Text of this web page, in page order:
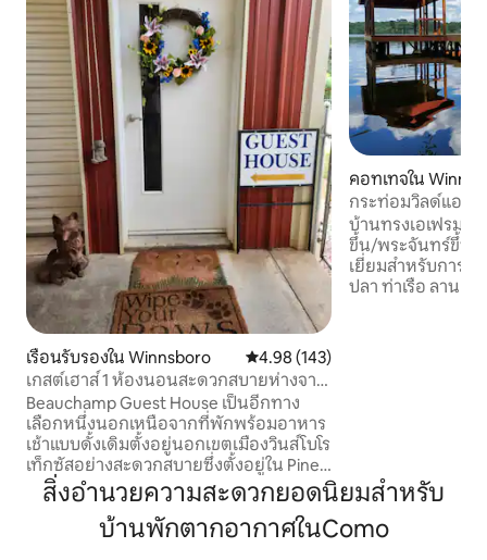
เรือนรับรองใน Winnsboro คะแนนเฉลี่ย 4.98 จาก 5, 143 รีวิว
4.98 (143)
เกสต์เฮาส์ 1 ห้องนอนสะดวกสบายห่างจาก
เมือง 5 นาที
Beauchamp Guest House เป็นอีกทาง
เลือกหนึ่งนอกเหนือจากที่พักพร้อมอาหาร
เช้าแบบดั้งเดิมตั้งอยู่นอกเขตเมืองวินส์โบโร
เท็กซัสอย่างสะดวกสบายซึ่งตั้งอยู่ใน Piney
Woods of East Texas สงบและเป็นส่วนตัว
เป็นสถานที่พักผ่อนสุดสัปดาห์ที่สมบูรณ์
แบบหรือที่พักระยะสั้นสำหรับนักเดินทาง
คอทเทจใน
กระท่อมวิลด์แอนเ
บ้านทรงเอเฟรมร่
ขึ้น/พระจันทร์ขึ้น กระท่อมพักผ่อนที่ยอด
เยี่ยมสำหรับการ
ปลา ท่าเรือ ลานเปิด ลานปิด ที่จอดรถมี
สิ่งอำนวยความสะดวกยอดนิยมสำหรับ
บ้านพักตากอากาศในComo